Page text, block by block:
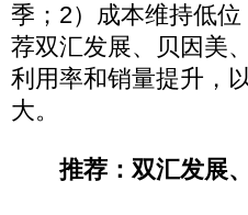
季；2）成本维持低
荐双汇发展、贝因美
利用率和销量提升，
大。
推荐：双汇发展